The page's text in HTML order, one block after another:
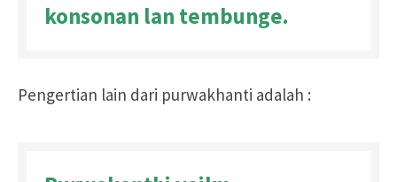
konsonan lan tembunge.
Pengertian lain dari purwakhanti adalah :